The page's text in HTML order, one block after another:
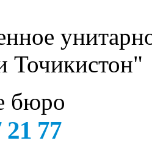
Точикистон"
бюро
21 77